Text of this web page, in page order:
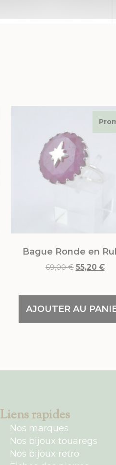
Bague Ronde en
69,00€ 55,20 €
AJOUTER AU
Liens rapides
Nos marques
Nos bijoux touaregs
Nos bijoux retro